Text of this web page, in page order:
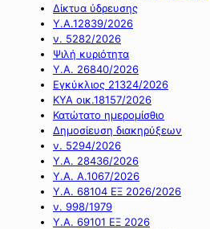
Δίκτυα ύδρευσης
Υ.Α.12839/2026
ν. 5282/2026
Ψιλή κυριότητα
Υ.Α. 26840/2026
Εγκύκλιος 21324/2026
ΚΥΑ οικ.18157/2026
Κατώτατο ημερομίσθιο
Δημοσίευση διακηρύξεων
ν. 5294/2026
Υ.Α. 28436/2026
Υ.Α. Α.1067/2026
Υ.Α. 68104 ΕΞ 2026/2026
ν. 998/1979
Υ.Α. 69101 ΕΞ 2026